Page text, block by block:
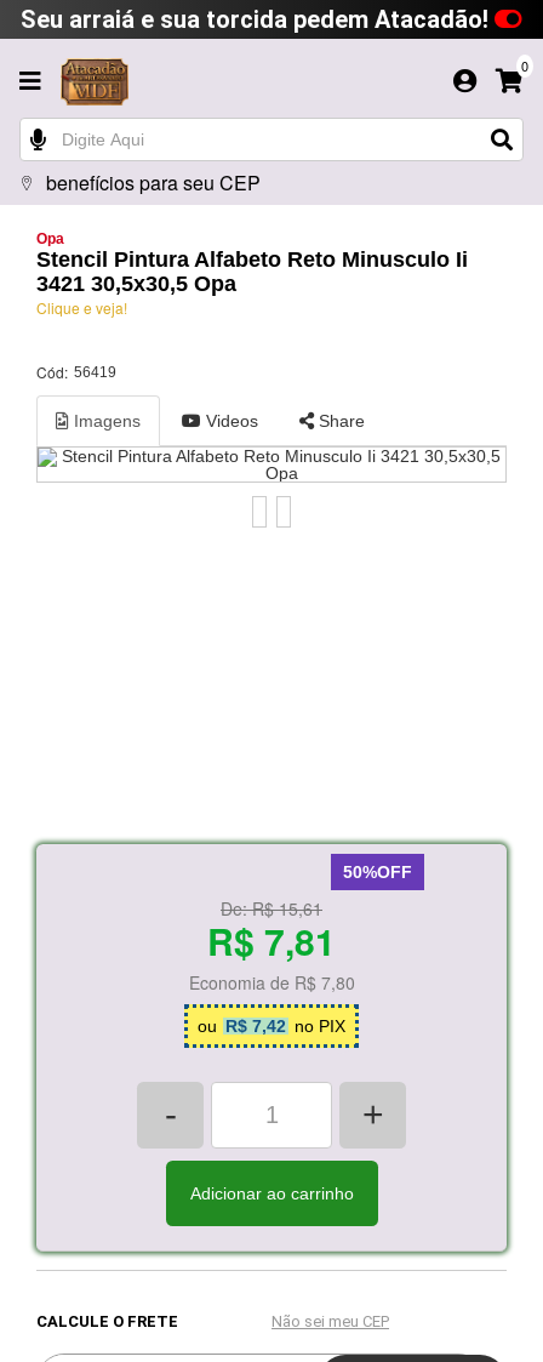
Seu arraiá e sua torcida pedem Atacadão!
0
benefícios para seu CEP
Opa
Stencil Pintura Alfabeto Reto Minusculo Ii
3421 30,5x30,5 Opa
Clique e veja!
Cód: 56419
Imagens Videos Share
50%OFF
De:R$ 15,61
R$ 7,81
Economia de R$ 7,80
ou R$ 7,42 no PIX
- +
Adicionar ao carrinho